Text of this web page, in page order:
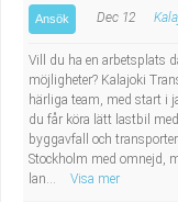
Ansök Dec 12
Vill du ha en arbetsplats
möjligheter? Kalajoki
härliga team, med start i
du får köra lätt lastbil
byggavfall och
Stockholm med omnejd,
lan...
Visa mer